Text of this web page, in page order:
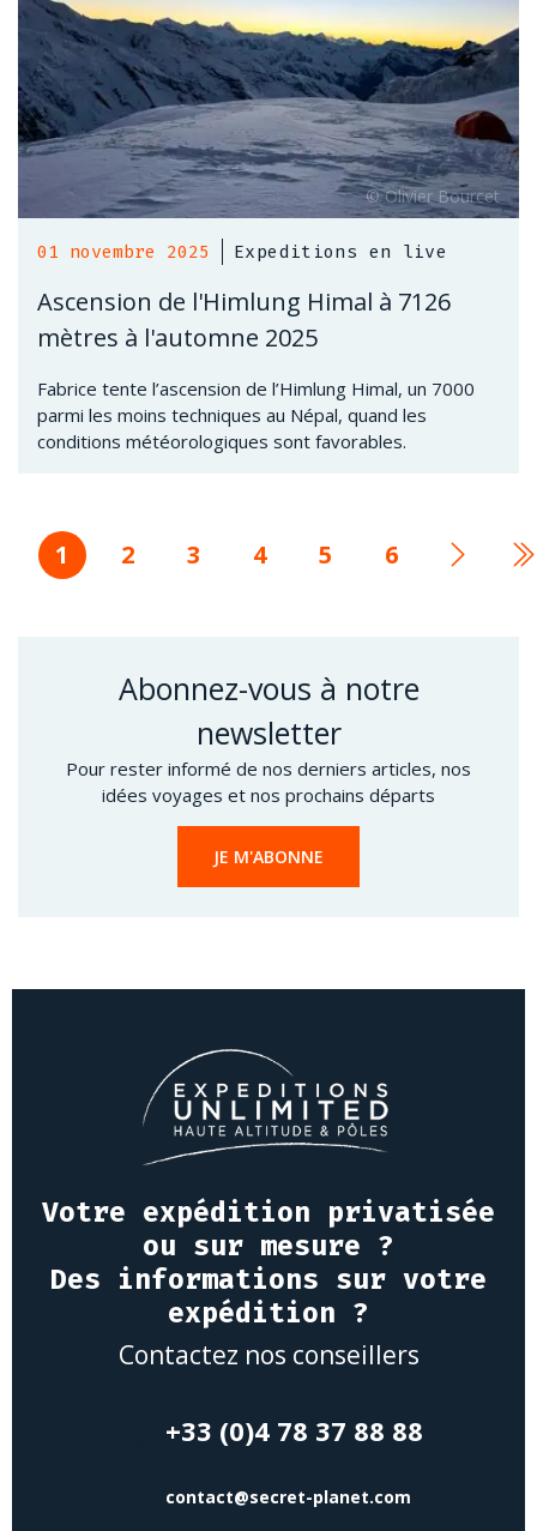
01 novembre 2025 Expeditions en live
Ascension de l'Himlung Himal à 7126
mètres à l'automne 2025
Fabrice tente l’ascension de l’Himlung Himal, un 7000
parmi les moins techniques au Népal, quand les
conditions météorologiques sont favorables.
Page
1 Page
2 Page
3 Page
4 Page
5 Page
6
Page
Abonnez-vous à notre
newsletter
Pour rester informé de nos derniers articles, nos
idées voyages et nos prochains départs
JE M'ABONNE
Votre expédition privatisée
ou sur mesure ?
Des informations sur votre
expédition ?
Contactez nos conseillers
+33 (0)4 78 37 88 88
contact@secret-planet.com